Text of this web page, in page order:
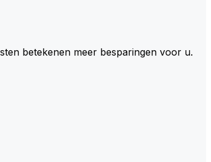
betekenen meer besparingen voor u.